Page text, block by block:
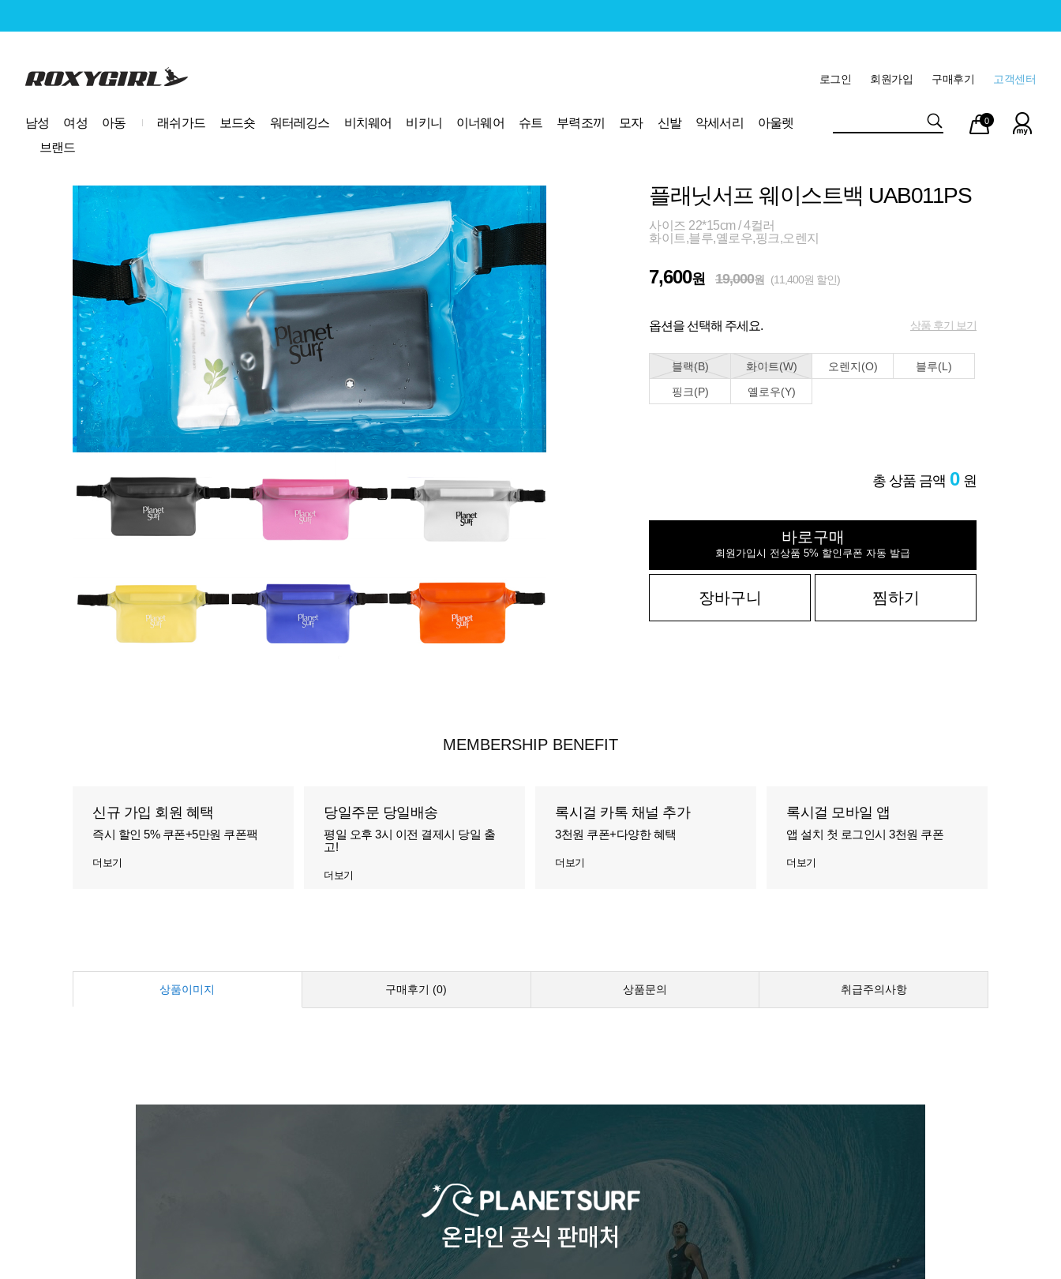
로고 고객센터
구매후기
회원가입
로그인
남성 여성 아동 래쉬가드 보드숏 워터레깅스 비치웨어 비키니 이너웨어 슈트 부력조끼 모자 신발 악세서리
아울렛
브랜드
마이
페이
장바
구니
0
플래닛서프 웨이스트백 UAB011PS
사이즈 22*15cm / 4컬러
화이트,블루,옐로우,핑크,오렌지
7,600원 19,000원 (11,400원 할인)
옵션을 선택해 주세요. 상품 후기 보기
블랙(B) 화이트(W) 오렌지(O)
블루(L)
핑크(P)
옐로우(Y)
총 상품 금액 0 원
바로구매
회원가입시 전상품 5% 할인쿠폰 자동 발급
장바구니 찜하기
MEMBERSHIP BENEFIT
신규 가입 회원 혜택
즉시 할인 5% 쿠폰+5만원 쿠폰팩
더보기
당일주문 당일배송
평일 오후 3시 이전 결제시 당일 출
고!
더보기
록시걸 카톡 채널 추가
3천원 쿠폰+다양한 혜택
더보기
록시걸 모바일 앱
앱 설치 첫 로그인시 3천원 쿠폰
더보기
상품이미지 구매후기 (0) 상품문의 취급주의사항